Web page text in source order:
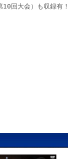
回大会）も収録有！